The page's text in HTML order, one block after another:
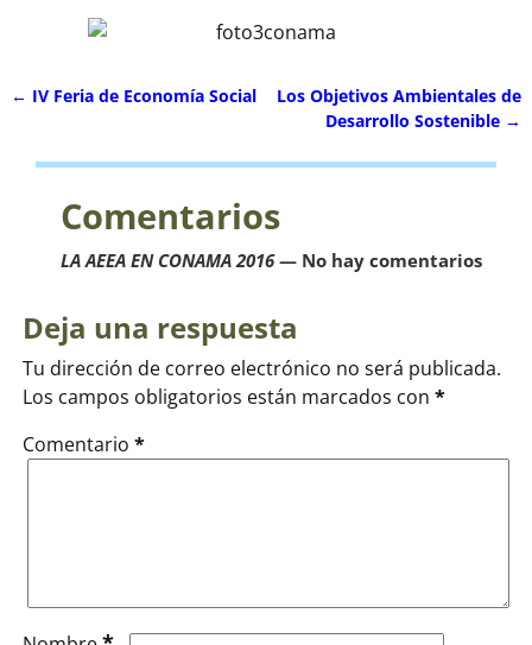
← IV Feria de Economía Social
Los Objetivos Ambientales de
Desarrollo Sostenible →
Comentarios
LA AEEA EN CONAMA 2016— No hay comentarios
Deja una respuesta
Tu dirección de correo electrónico no será publicada.
Los campos obligatorios están marcados con *
Comentario *